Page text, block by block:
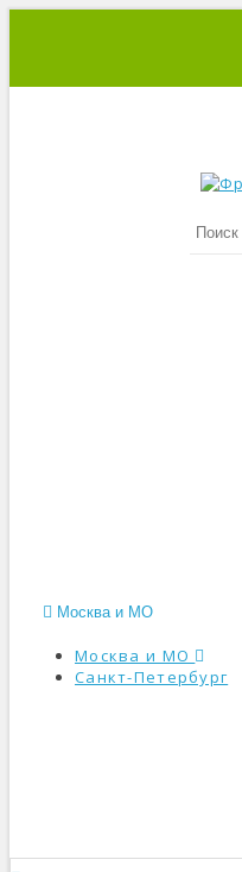
Москва и МО
Москва и МО
Санкт-Петербург